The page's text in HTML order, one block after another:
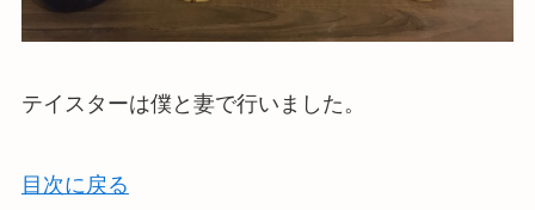
テイスターは僕と妻で行いました。
目次に戻る